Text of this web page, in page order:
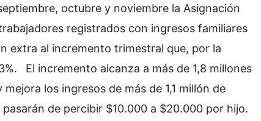
octubre y noviembre la Asignación
registrados con ingresos familiares
extra al incremento trimestral que, por la
El incremento alcanza a más de 1,8 millones
los ingresos de más de 1,1 millón de
de percibir $10.000 a $20.000 por hijo.